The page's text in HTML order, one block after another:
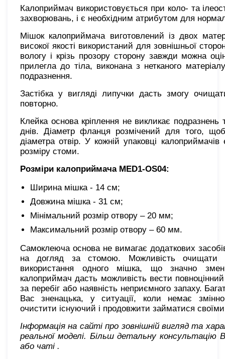
Калоприймач використовується при коло- та
захворювань, і є необхідним атрибутом для
Мішок калоприймача виготовлений із двох
високої якості використаний для зовнішньої
вологу і крізь прозору сторону завжди можна
прилегла до тіла, виконана з нетканого
подразнення.
Застібка у вигляді липучки дасть змогу
повторно.
Клейка основа кріплення не викликає
днів. Діаметр фланця розмічений для того,
діаметра отвір. У кожній упаковці
розміру стоми.
Розміри калоприймача MED1-OS04:
Ширина мішка - 14 см;
Довжина мішка - 31 см;
Мінімальний розмір отвору – 20 мм;
Максимальний розмір отвору – 60 мм.
Самоклеюча основа не вимагає додаткових
на догляд за стомою. Можливість очищати
використання одного мішка, що значно
калоприймач дасть можливість вести
за перебіг або наявність неприємного запаху.
Вас зненацька, у ситуації, коли немає
очистити існуючий і продовжити займатися
Інформація на сайті про зовнішній вигляд та
реальної моделі. Більш детальну консультацію
або чаті .